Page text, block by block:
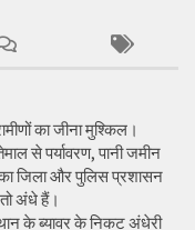
का जीना मुश्किल।
से पर्यावरण, पानी जमीन
जिला और पुलिस प्रशासन
तो अंधे हैं।
के ब्यावर के निकट अंधेरी